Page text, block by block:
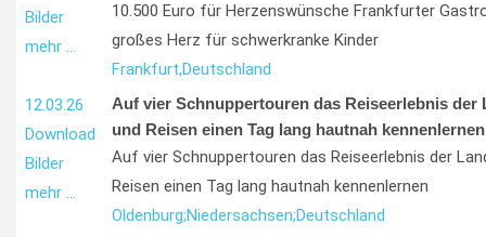
Bilder
mehr …
10.500 Euro für Herzenswünsche Frankfurter
großes Herz für schwerkranke Kinder
Frankfurt,Deutschland
12.03.26
Download
Bilder
mehr …
Auf vier Schnuppertouren das Reiseerlebnis der
und Reisen einen Tag lang hautnah kennenlernen
Auf vier Schnuppertouren das Reiseerlebnis der
Reisen einen Tag lang hautnah kennenlernen
Oldenburg;Niedersachsen;Deutschland